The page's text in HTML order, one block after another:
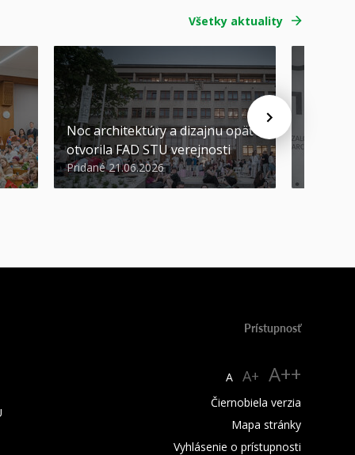
Všetky aktuality
Noc architektúry a dizajnu opäť
otvorila FAD STU verejnosti
Pridané 21.06.2026
Prístupnosť
A A+ A++
Čiernobiela verzia
Mapa stránky
Vyhlásenie o prístupnosti